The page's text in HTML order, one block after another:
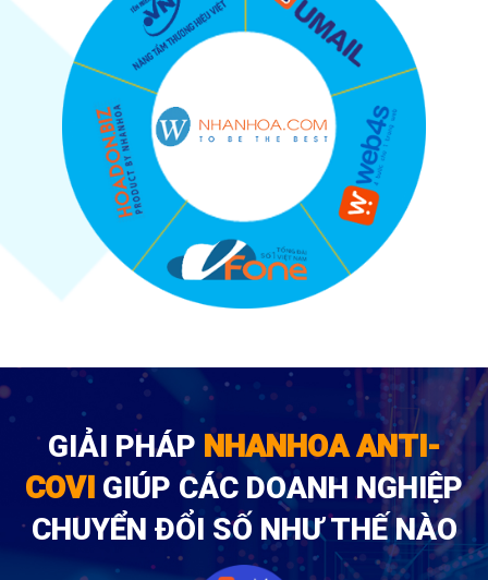
GIẢI PHÁP NHANHOA ANTI-
COVI GIÚP CÁC DOANH NGHIỆP
CHUYỂN ĐỔI SỐ NHƯ THẾ NÀO